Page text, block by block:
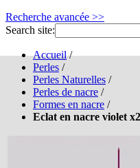
Recherche avancée >>
Search site:
Accueil /
Perles /
Perles Naturelles /
Perles de nacre /
Formes en nacre /
Eclat en nacre violet x2